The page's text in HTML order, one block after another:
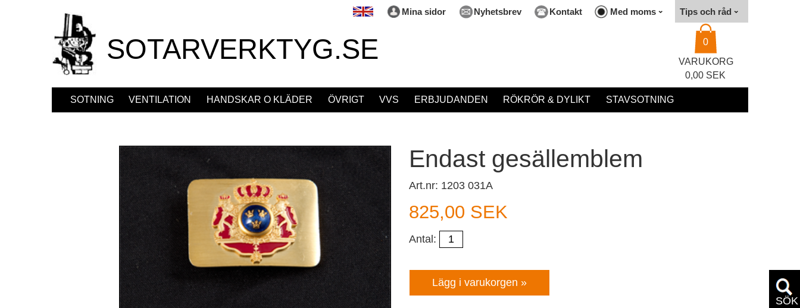
SOTARVERKTYG.SE
0
VARUKORG
0,00 SEK
Mina sidor Nyhetsbrev Kontakt Med moms Tips och råd
SOTNING VENTILATION HANDSKAR O KLÄDER ÖVRIGT VVS ERBJUDANDEN RÖKRÖR & DYLIKT STAVSOTNING
SÖK
Endast gesällemblem
Art.nr: 1203 031A
825,00 SEK
Antal: